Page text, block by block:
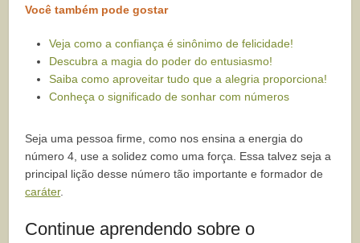
Você também pode gostar
Veja como a confiança é sinônimo de felicidade!
Descubra a magia do poder do entusiasmo!
Saiba como aproveitar tudo que a alegria proporciona!
Conheça o significado de sonhar com números
Seja uma pessoa firme, como nos ensina a energia do
número 4, use a solidez como uma força. Essa talvez seja a
principal lição desse número tão importante e formador de
caráter.
Continue aprendendo sobre o